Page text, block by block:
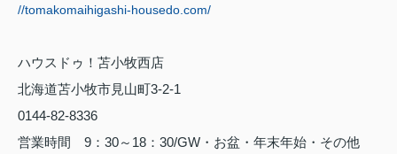
//tomakomaihigashi-housedo.com/
ハウスドゥ！苫小牧西店
北海道苫小牧市見山町3-2-1
0144-82-8336
営業時間 9 ： 30～ 18 ： 30/GW ・お盆・年末年始・その他